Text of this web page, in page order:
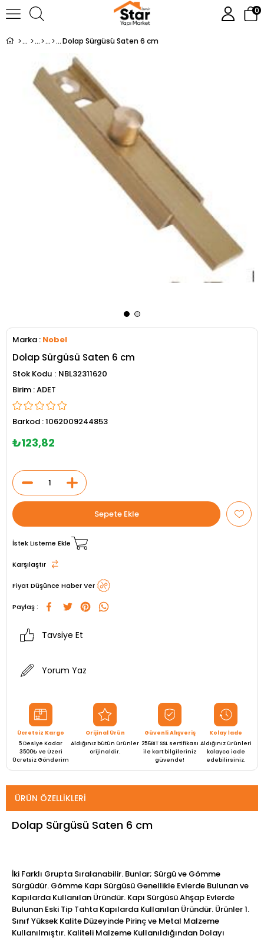
0
Dolap Sürgüsü Saten 6 cm
Marka : Nobel
Dolap Sürgüsü Saten 6 cm
Stok Kodu
NBL32311620
ADET
Barkod :1062009244853
₺123,82
İstek Listeme Ekle
Karşılaştır
Fiyat Düşünce Haber Ver
Paylaş :
Tavsiye Et
Yorum Yaz
Ücretsiz Kargo
5 Desiye Kadar
3500₺ ve Üzeri
Ücretsiz Gönderim
Orijinal Ürün
Aldığınız bütün ürünler
orijinaldir.
Güvenli Alışveriş
256BIT SSL sertifikası
ile kart bilgileriniz
güvende!
Kolay İade
Aldığınız ürünleri
kolayca iade
edebilirsiniz.
ÜRÜN ÖZELLIKLERI
Dolap Sürgüsü Saten 6 cm
İki Farklı Grupta Sıralanabilir. Bunlar; Sürgü ve Gömme
Sürgüdür. Gömme Kapı Sürgüsü Genellikle Evlerde Bulunan ve
Kapılarda Kullanılan Üründür. Kapı Sürgüsü Ahşap Evlerde
Bulunan Eski Tip Tahta Kapılarda Kullanılan Üründür. Ürünler 1.
Sınıf Yüksek Kalite Düzeyinde Pirinç ve Metal Malzeme
Kullanılmıştır. Kaliteli Malzeme Kullanıldığından Dolayı